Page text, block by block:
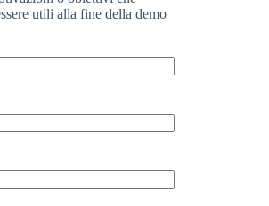
utili alla fine della demo